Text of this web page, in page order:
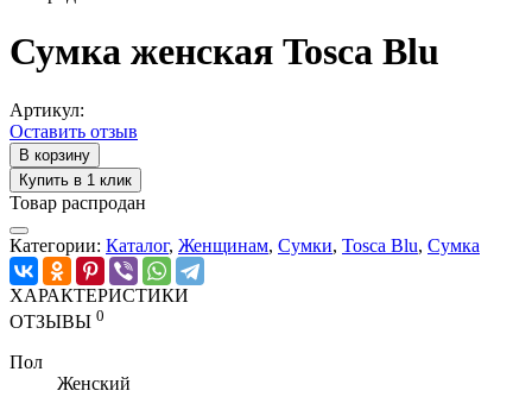
Сумка женская Tosca Blu
Артикул:
Оставить отзыв
В корзину
Купить в 1 клик
Товар распродан
Категории: Каталог, Женщинам, Cумки, Tosca Blu, Сумка
ХАРАКТЕРИСТИКИ
ОТЗЫВЫ 0
Пол
Женский